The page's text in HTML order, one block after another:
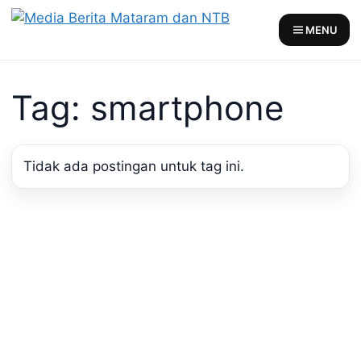
Skip
MENU
Tag: smartphone
Tidak ada postingan untuk tag ini.